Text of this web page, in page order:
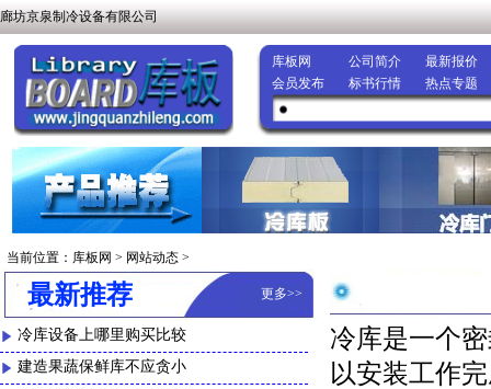
廊坊京泉制冷设备有限公司
库板网 公司简介
最新报价
会员发布
标书行情 热点专题
当前位置： 库板网 > 网站动态 >
最新推荐 更多>>
冷库设备上哪里购买比较
建造果蔬保鲜库不应贪小
冷库是一个
以安装工作